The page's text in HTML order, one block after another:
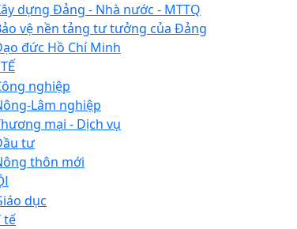
dựng Đảng - Nhà nước - MTTQ
vệ nền tảng tư tưởng của Đảng
đức Hồ Chí Minh
nghiệp
Lâm nghiệp
mại - Dịch vụ
tư
thôn mới
dục
tế